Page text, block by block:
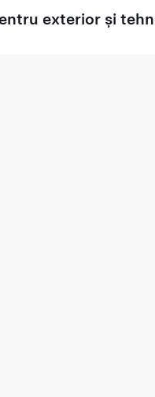
exterior și